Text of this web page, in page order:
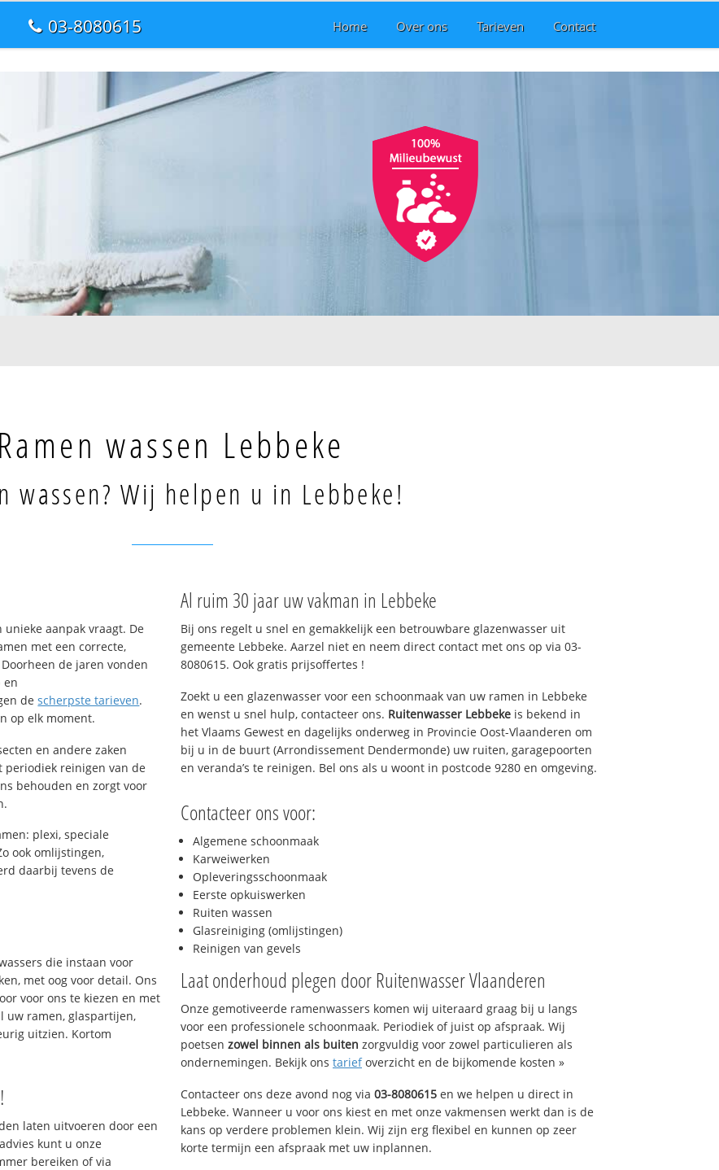
03-8080615 Home Over ons Tarieven Contact
Ramen wassen Lebbeke
wassen? Wij helpen u in Lebbeke!
unieke aanpak vraagt. De
met een correcte,
de jaren vonden
en
descherpste tarieven.
op elk moment.
en andere zaken
periodiek reinigen van de
behouden en zorgt voor
plexi, speciale
ook omlijstingen,
daarbij tevens de
die instaan voor
met oog voor detail. Ons
voor ons te kiezen en met
uw ramen, glaspartijen,
uitzien. Kortom
laten uitvoeren door een
kunt u onze
bereiken of via
Al ruim 30 jaar uw vakman in Lebbeke
Bij ons regelt u snel en gemakkelijk een betrouwbare glazenwasser uit
gemeente Lebbeke. Aarzel niet en neem direct contact met ons op via 03-
8080615. Ook gratis prijsoffertes !
Zoekt u een glazenwasser voor een schoonmaak van uw ramen in Lebbeke
en wenst u snel hulp, contacteer ons. Ruitenwasser Lebbeke is bekend in
het Vlaams Gewest en dagelijks onderweg in Provincie Oost-Vlaanderen om
bij u in de buurt (Arrondissement Dendermonde) uw ruiten, garagepoorten
en veranda’s te reinigen. Bel ons als u woont in postcode 9280 en omgeving.
Contacteer ons voor:
Algemene schoonmaak
Karweiwerken
Opleveringsschoonmaak
Eerste opkuiswerken
Ruiten wassen
Glasreiniging (omlijstingen)
Reinigen van gevels
Laat onderhoud plegen door Ruitenwasser Vlaanderen
Onze gemotiveerde ramenwassers komen wij uiteraard graag bij u langs
voor een professionele schoonmaak. Periodiek of juist op afspraak. Wij
poetsen zowel binnen als buiten zorgvuldig voor zowel particulieren als
ondernemingen. Bekijk ons tariefoverzicht en de bijkomende kosten »
Contacteer ons deze avond nog via 03-8080615 en we helpen u direct in
Lebbeke. Wanneer u voor ons kiest en met onze vakmensen werkt dan is de
kans op verdere problemen klein. Wij zijn erg flexibel en kunnen op zeer
korte termijn een afspraak met uw inplannen.